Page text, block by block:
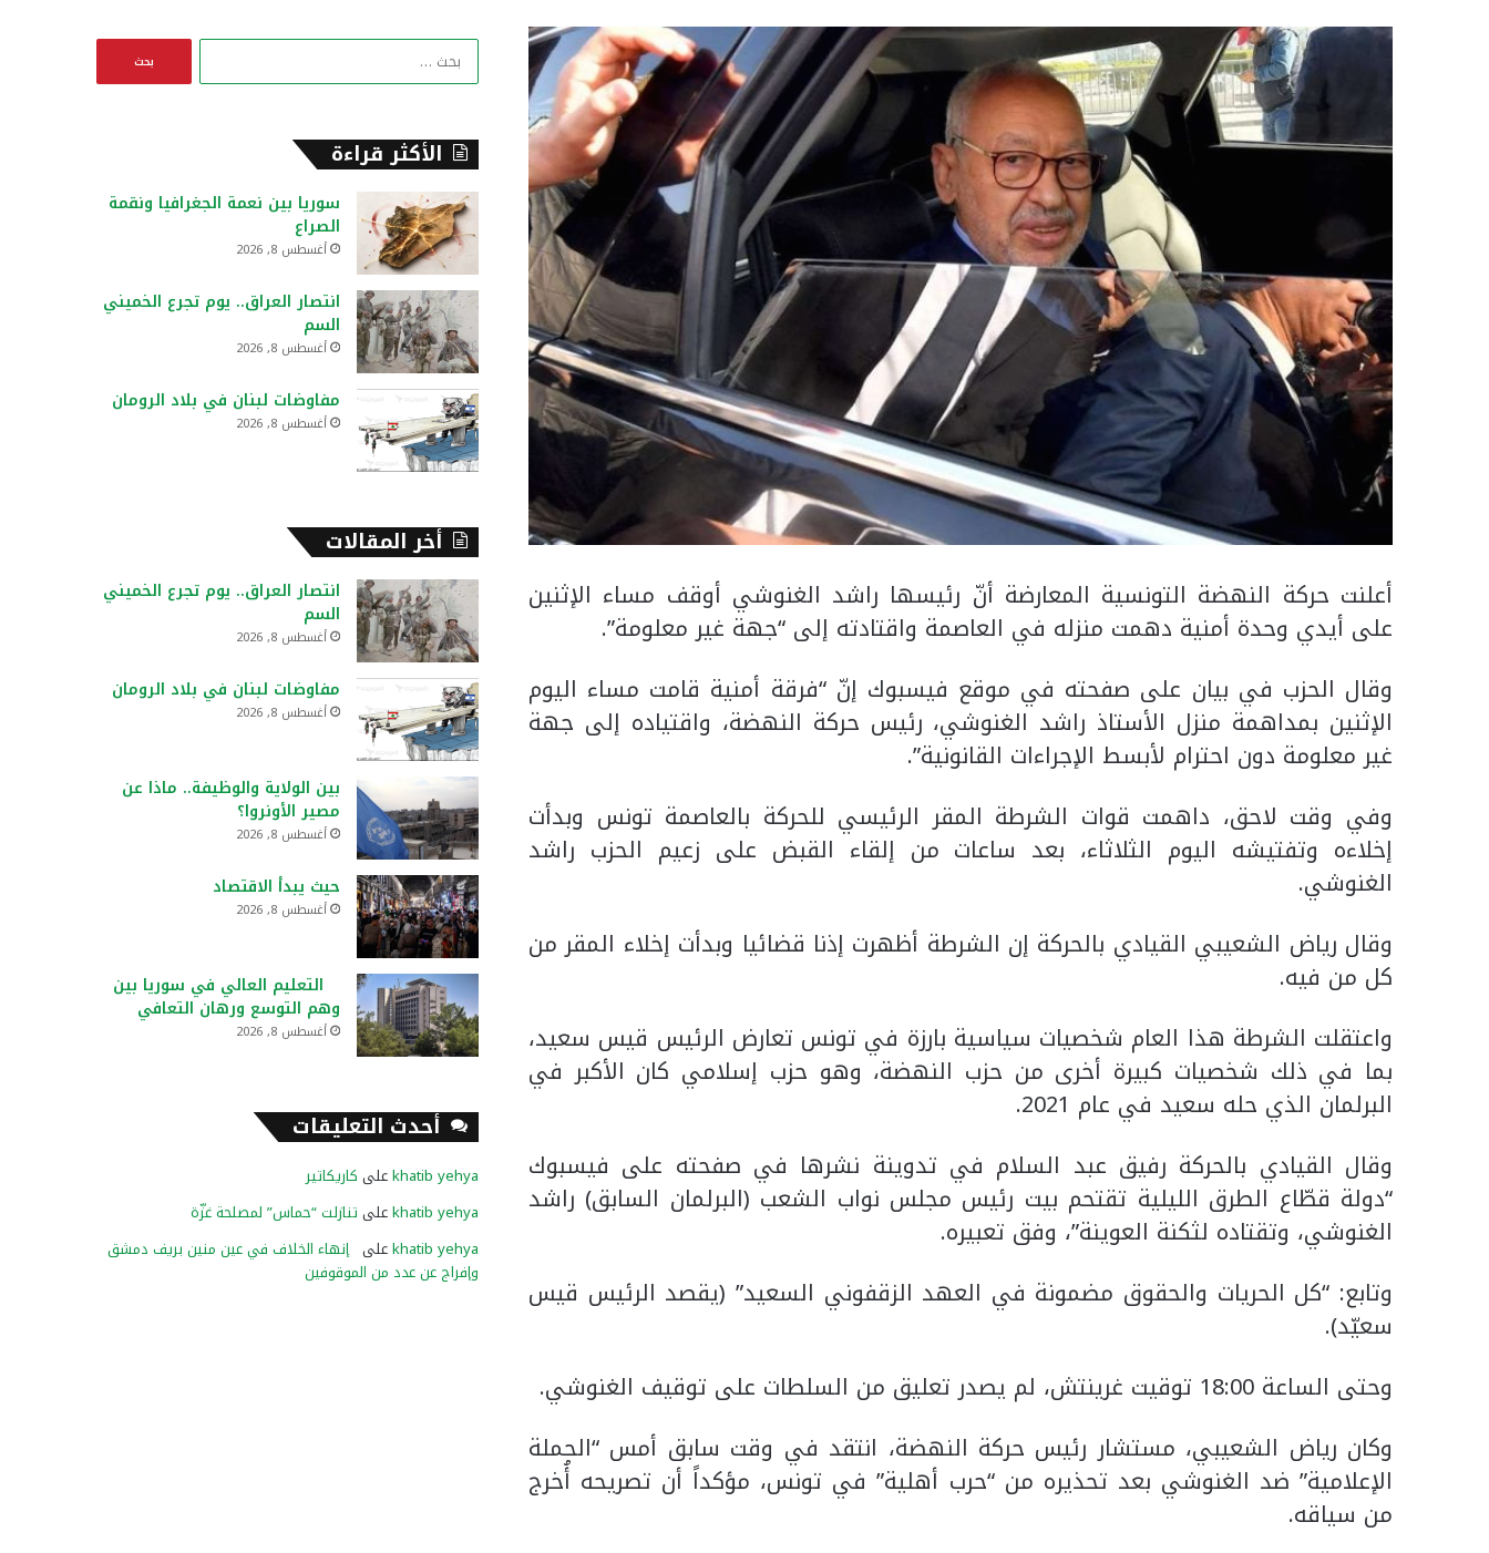
أعلنت حركة النهضة التونسية المعارضة أنّ رئيسها راشد الغنوشي أوقف مساء الإثنين
على أيدي وحدة أمنية دهمت منزله في العاصمة واقتادته إلى “جهة غير معلومة”.
وقال الحزب في بيان على صفحته في موقع فيسبوك إنّ “فرقة أمنية قامت مساء اليوم
الإثنين بمداهمة منزل الأستاذ راشد الغنوشي، رئيس حركة النهضة، واقتياده إلى جهة
غير معلومة دون احترام لأبسط الإجراءات القانونية”.
وفي وقت لاحق، داهمت قوات الشرطة المقر الرئيسي للحركة بالعاصمة تونس وبدأت
إخلاءه وتفتيشه اليوم الثلاثاء، بعد ساعات من إلقاء القبض على زعيم الحزب راشد
الغنوشي.
وقال رياض الشعيبي القيادي بالحركة إن الشرطة أظهرت إذنا قضائيا وبدأت إخلاء المقر من
كل من فيه.
واعتقلت الشرطة هذا العام شخصيات سياسية بارزة في تونس تعارض الرئيس قيس سعيد،
بما في ذلك شخصيات كبيرة أخرى من حزب النهضة، وهو حزب إسلامي كان الأكبر في
البرلمان الذي حله سعيد في عام 2021.
وقال القيادي بالحركة رفيق عبد السلام في تدوينة نشرها في صفحته على فيسبوك
“دولة قطّاع الطرق الليلية تقتحم بيت رئيس مجلس نواب الشعب (البرلمان السابق) راشد
الغنوشي، وتقتاده لثكنة العوينة”، وفق تعبيره.
وتابع: “كل الحريات والحقوق مضمونة في العهد الزقفوني السعيد” (يقصد الرئيس قيس
سعيّد).
وحتى الساعة 18:00 توقيت غرينتش، لم يصدر تعليق من السلطات على توقيف الغنوشي.
وكان رياض الشعيبي، مستشار رئيس حركة النهضة، انتقد في وقت سابق أمس “الحملة
الإعلامية” ضد الغنوشي بعد تحذيره من “حرب أهلية” في تونس، مؤكداً أن تصريحه أُخرج
من سياقه.
ا
ن
:
الأكثر قراءة
سوريا بين نعمة الجغرافيا ونقمة
الصراع
أغسطس 8, 2026
انتصار العراق.. يوم تجرع الخميني
السم
أغسطس 8, 2026
مفاوضات لبنان في بلاد الرومان
أغسطس 8, 2026
أخر المقالات
انتصار العراق.. يوم تجرع الخميني
السم
أغسطس 8, 2026
مفاوضات لبنان في بلاد الرومان
أغسطس 8, 2026
بين الولاية والوظيفة.. ماذا عن
مصير الأونروا؟
أغسطس 8, 2026
حيث يبدأ الاقتصاد
أغسطس 8, 2026
التعليم العالي في سوريا بين
وهم التوسع ورهان التعافي
أغسطس 8, 2026
أحدث التعليقات
khatib yehyaعلى كاريكاتير
khatib yehyaعلى تنازلت “حماس” لمصلحة غزّة
khatib yehyaعلى إنهاء الخلاف في عين منين بريف دمشق
وإفراج عن عدد من الموقوفين